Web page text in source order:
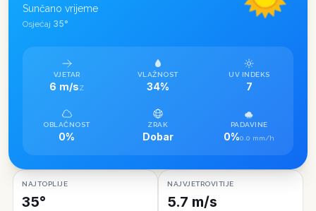
Sunčano vrijeme
Osjećaj 35°
VJETAR
6 m/sZ
VLAŽNOST
34%
UV INDEKS
7
OBLAČNOST
0%
ZRAK
Dobar
PADAVINE
0%0.0 mm/h
NAJTOPLIJE
35°
NAJVJETROVITIJE
5.7 m/s